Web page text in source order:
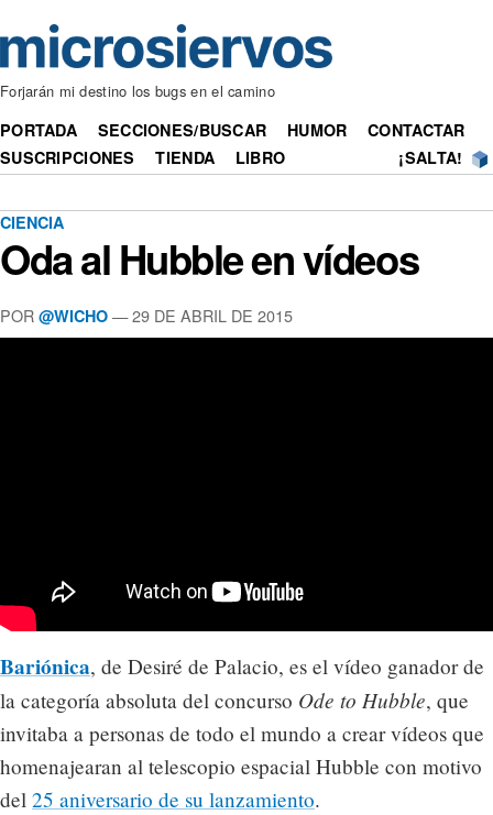
Forjarán mi destino los bugs en el camino
PORTADA SECCIONES/BUSCAR HUMOR
CONTACTAR
SUSCRIPCIONES
TIENDA LIBRO ¡SALTA!
CIENCIA
Oda al Hubble en vídeos
POR @WICHO — 29 DE ABRIL DE 2015
Bariónica, de Desiré de Palacio, es el vídeo ganador de
la categoría absoluta del concurso Ode to Hubble, que
invitaba a personas de todo el mundo a crear vídeos que
homenajearan al telescopio espacial Hubble con motivo
del 25 aniversario de su lanzamiento.